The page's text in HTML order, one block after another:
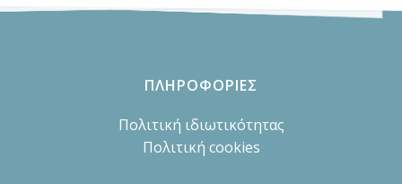
ΠΛΗΡΟΦΟΡΙΕΣ
Πολιτική ιδιωτικότητας
Πολιτική cookies